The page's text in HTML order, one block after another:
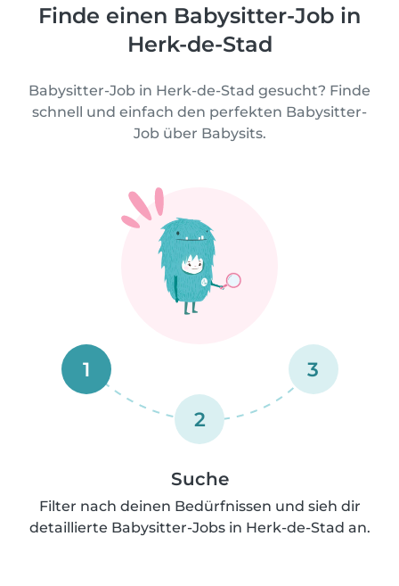
Finde einen Babysitter-Job in
Herk-de-Stad
Babysitter-Job in Herk-de-Stad gesucht? Finde
schnell und einfach den perfekten Babysitter-
Job über Babysits.
1
2
3
Suche
Filter nach deinen Bedürfnissen und sieh dir
detaillierte Babysitter-Jobs in Herk-de-Stad an.